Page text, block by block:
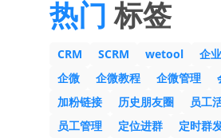
热门 标签
CRM SCRM wetool 企
企微
企微教程 企微管理
加粉链接
历史朋友圈 员工
员工管理
定位进群 定时群